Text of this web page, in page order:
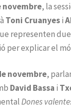
novembre, la
Toni Cruanyesi
representen
per explicar el
novembre,
David Bassa i
Dones